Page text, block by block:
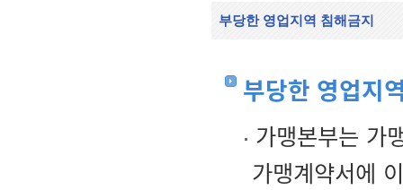
부당한 영업지역 침해금지
부당한 영업지
가맹본부는 가
가맹계약서에